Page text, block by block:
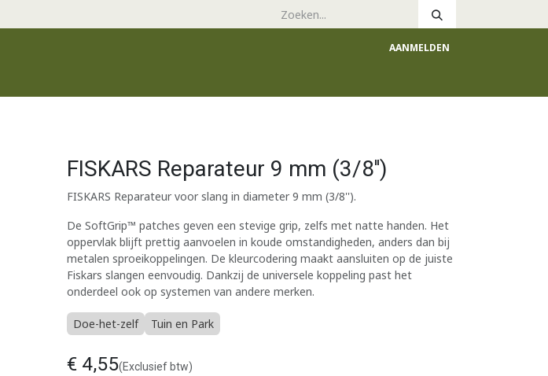
AANMELDEN
FISKARS Reparateur 9 mm (3/8'')
FISKARS Reparateur voor slang in diameter 9 mm (3/8'').
De SoftGrip™ patches geven een stevige grip, zelfs met natte handen. Het
oppervlak blijft prettig aanvoelen in koude omstandigheden, anders dan bij
metalen sproeikoppelingen. De kleurcodering maakt aansluiten op de juiste
Fiskars slangen eenvoudig. Dankzij de universele koppeling past het
onderdeel ook op systemen van andere merken.
Doe-het-zelf Tuin en Park
€ 4,55(Exclusief btw)